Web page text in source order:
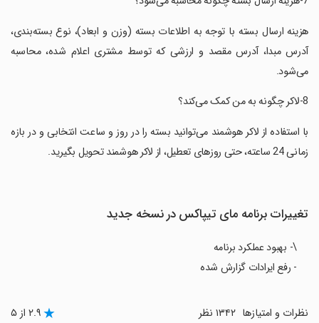
‏‏هزینه ارسال بسته با توجه به اطلاعات بسته (وزن و ابعاد)، نوع بسته‌بندی،
آدرس مبدا، آدرس مقصد و ارزشی که توسط مشتری اعلام شده، محاسبه
می‌شود.
‏‏با استفاده از لاکر هوشمند می‌توانید بسته را در روز و ساعت انتخابی و در بازه
زمانی 24 ساعته، حتی روزهای تعطیل، از لاکر هوشمند تحویل بگیرید.
تغییرات برنامه ‏‏‏مای تیپاکس در نسخه جدید
\- بهبود عملکرد برنامه
- رفع ایرادات گزارش شده
نظرات و امتیازها ۲.۹ از ۵